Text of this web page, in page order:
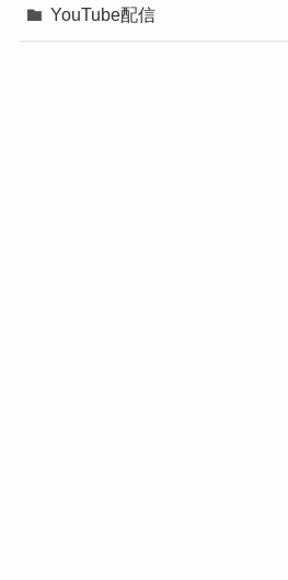
YouTube配信